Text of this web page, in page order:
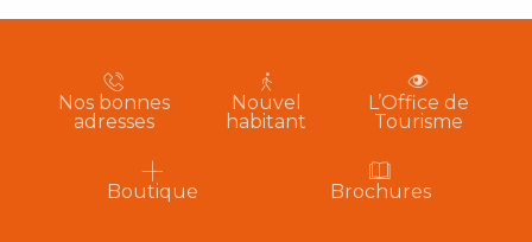
Nos bonnes
adresses
Nouvel
habitant
L’Office de
Tourisme
Boutique Brochures